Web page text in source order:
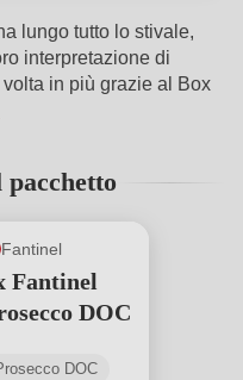
lungo tutto lo stivale,
interpretazione di
in più grazie al Box
Fantinel
Fantinel
DOC
DOC